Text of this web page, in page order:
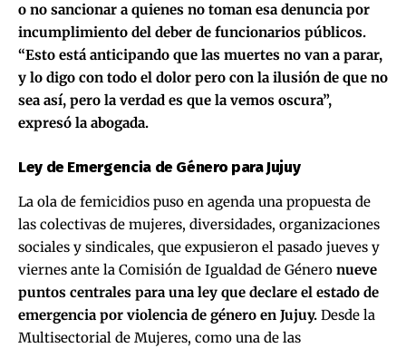
o no sancionar a quienes no toman esa denuncia por
incumplimiento del deber de funcionarios públicos.
“Esto está anticipando que las muertes no van a parar,
y lo digo con todo el dolor pero con la ilusión de que no
sea así, pero la verdad es que la vemos oscura”,
expresó la abogada.
Ley de Emergencia de Género para Jujuy
La ola de femicidios puso en agenda una propuesta de
las colectivas de mujeres, diversidades, organizaciones
sociales y sindicales, que expusieron el pasado jueves y
viernes ante la Comisión de Igualdad de Género nueve
puntos centrales para una ley que declare el estado de
emergencia por violencia de género en Jujuy. Desde la
Multisectorial de Mujeres, como una de las